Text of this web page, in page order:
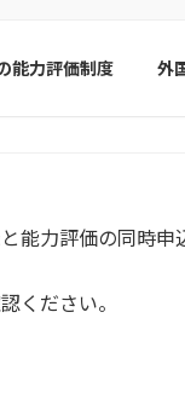
能力評価制度 外
能力評価の同時申
ください。